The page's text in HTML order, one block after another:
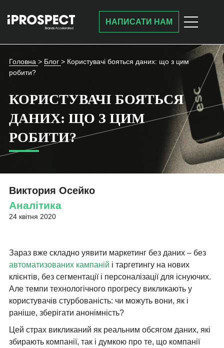
НАПИСАТИ НАМ
Головна > Блог > Користувачі бояться даних: що з цим
робити?
КОРИСТУВАЧІ БОЯТЬСЯ
ДАНИХ: ЩО З ЦИМ
РОБИТИ?
Виктория Осейко
Аналітика
24 квітня 2020
Зараз вже складно уявити маркетинг без даних – без
автоматизованих кампаній і таргетингу на нових
клієнтів, без сегментації і персоналізації для існуючих.
Але темпи технологічного прогресу викликають у
користувачів стурбованість: чи можуть вони, як і
раніше, зберігати анонімність?
Цей страх викликаний як реальним обсягом даних, які
збирають компанії, так і думкою про те, що компанії